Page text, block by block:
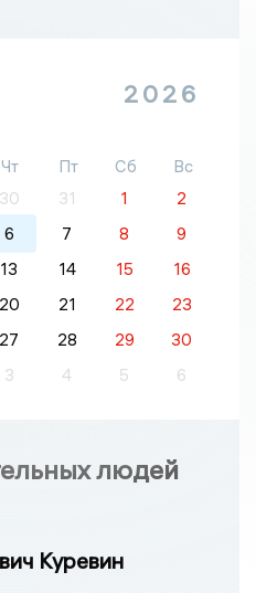
2026
Чт Пт Сб
Вс
30 31 1
2
6 7 8
9
13 14 15
16
20 21 22
23
27 28 29
30
3 4 5 6
людей
Куревин